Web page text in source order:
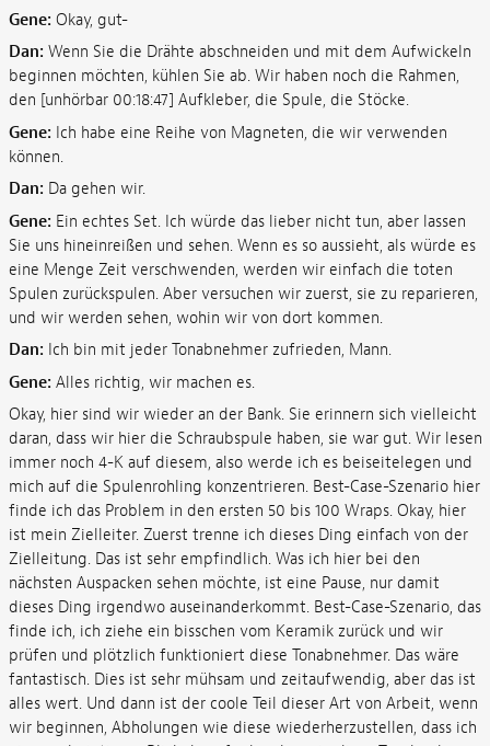
Gene: Okay, gut-
Dan: Wenn Sie die Drähte abschneiden und mit dem Aufwickeln
beginnen möchten, kühlen Sie ab. Wir haben noch die Rahmen,
den [unhörbar 00:18:47] Aufkleber, die Spule, die Stöcke.
Gene: Ich habe eine Reihe von Magneten, die wir verwenden
können.
Dan: Da gehen wir.
Gene: Ein echtes Set. Ich würde das lieber nicht tun, aber lassen
Sie uns hineinreißen und sehen. Wenn es so aussieht, als würde es
eine Menge Zeit verschwenden, werden wir einfach die toten
Spulen zurückspulen. Aber versuchen wir zuerst, sie zu reparieren,
und wir werden sehen, wohin wir von dort kommen.
Dan: Ich bin mit jeder Tonabnehmer zufrieden, Mann.
Gene: Alles richtig, wir machen es.
Okay, hier sind wir wieder an der Bank. Sie erinnern sich vielleicht
daran, dass wir hier die Schraubspule haben, sie war gut. Wir lesen
immer noch 4-K auf diesem, also werde ich es beiseitelegen und
mich auf die Spulenrohling konzentrieren. Best-Case-Szenario hier
finde ich das Problem in den ersten 50 bis 100 Wraps. Okay, hier
ist mein Zielleiter. Zuerst trenne ich dieses Ding einfach von der
Zielleitung. Das ist sehr empfindlich. Was ich hier bei den
nächsten Auspacken sehen möchte, ist eine Pause, nur damit
dieses Ding irgendwo auseinanderkommt. Best-Case-Szenario, das
finde ich, ich ziehe ein bisschen vom Keramik zurück und wir
prüfen und plötzlich funktioniert diese Tonabnehmer. Das wäre
fantastisch. Dies ist sehr mühsam und zeitaufwendig, aber das ist
alles wert. Und dann ist der coole Teil dieser Art von Arbeit, wenn
wir beginnen, Abholungen wie diese wiederherzustellen, dass ich